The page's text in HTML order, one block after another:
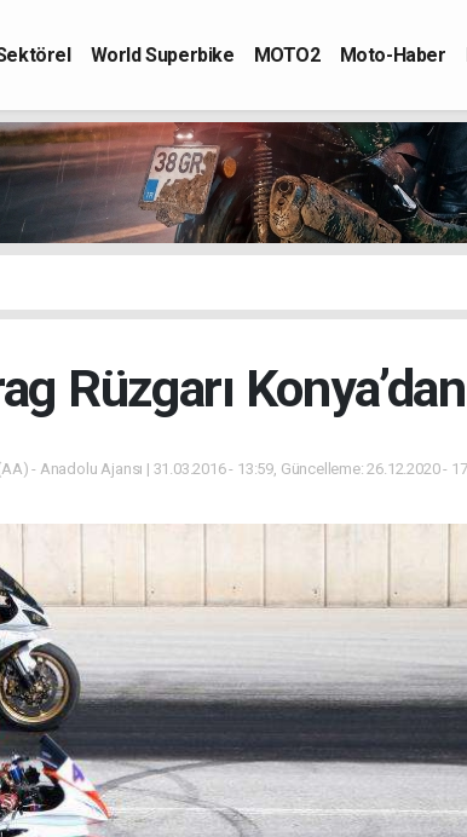
World Superbike MOTO2 Moto-Haber
Rüzgarı
- Anadolu Ajansı | 31.03.2016 - 13:59, Güncelleme: 26.12.2020 -